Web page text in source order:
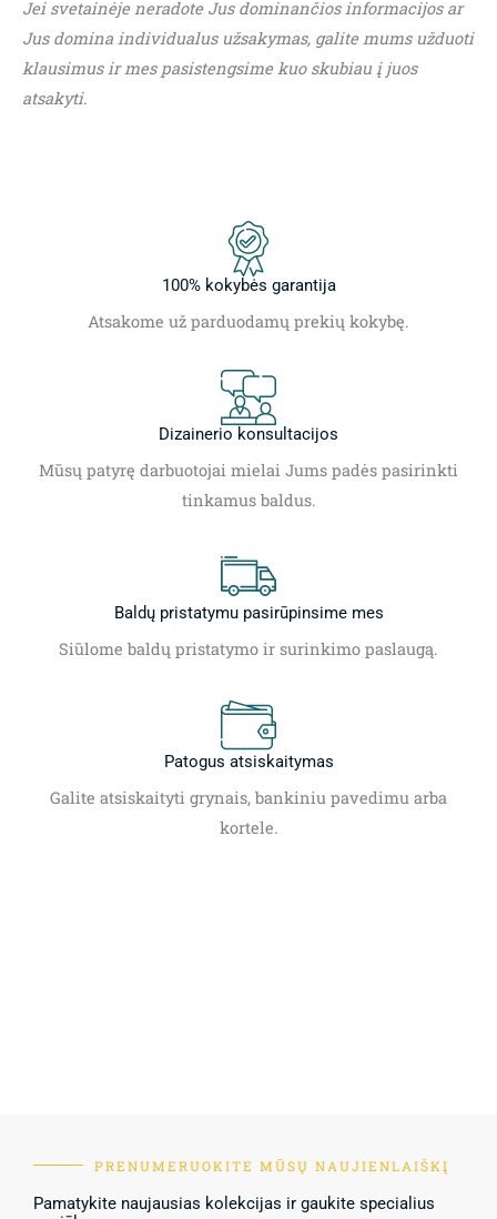
Jei svetainėje neradote Jus dominančios informacijos ar
Jus domina individualus užsakymas, galite mums užduoti
klausimus ir mes pasistengsime kuo skubiau į juos
atsakyti.
100% kokybės garantija
Atsakome už parduodamų prekių kokybę.
Dizainerio konsultacijos
Mūsų patyrę darbuotojai mielai Jums padės pasirinkti
tinkamus baldus.
Baldų pristatymu pasirūpinsime mes
Siūlome baldų pristatymo ir surinkimo paslaugą.
Patogus atsiskaitymas
Galite atsiskaityti grynais, bankiniu pavedimu arba
kortele.
PRENUMERUOKITE MŪSŲ NAUJIENLAIŠKĮ
Pamatykite naujausias kolekcijas ir gaukite specialius